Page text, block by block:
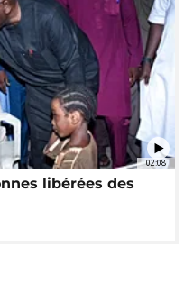
02:08
libérées des